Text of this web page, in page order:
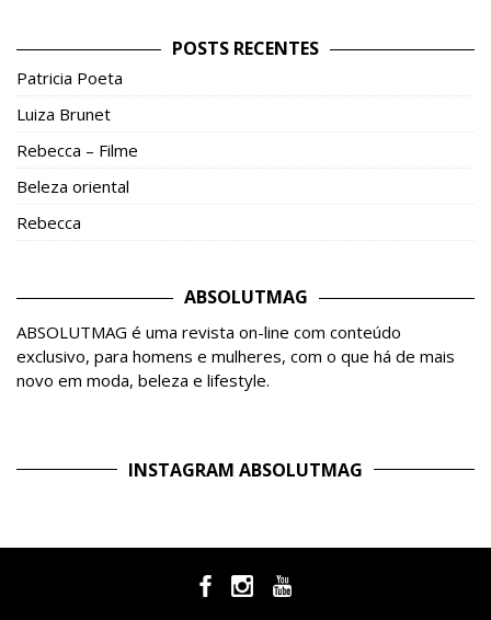
POSTS RECENTES
Patricia Poeta
Luiza Brunet
Rebecca – Filme
Beleza oriental
Rebecca
ABSOLUTMAG
ABSOLUTMAG é uma revista on-line com conteúdo
exclusivo, para homens e mulheres, com o que há de mais
novo em moda, beleza e lifestyle.
INSTAGRAM ABSOLUTMAG